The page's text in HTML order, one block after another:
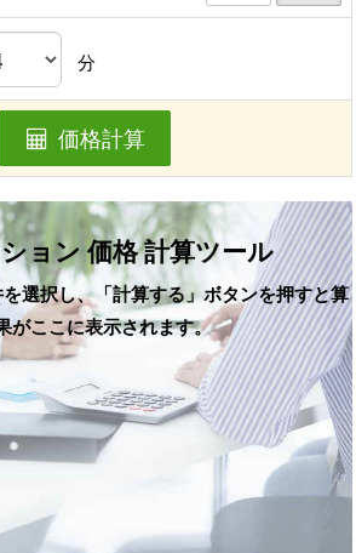
分
価格計算
ョン 価格 計算ツール
を選択し、「計算する」ボタンを押すと算
がここに表示されます。